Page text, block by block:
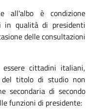
all'albo è condizione
in qualità di presidenti
delle consultazioni
essere cittadini italiani,
del titolo di studio non
secondaria di secondo
funzioni di presidente: